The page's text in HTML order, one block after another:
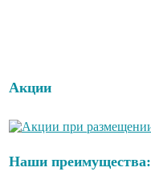
Акции
Наши преимущества: